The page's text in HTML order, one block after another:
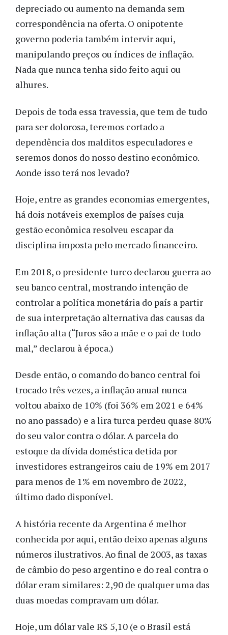
depreciado ou aumento na demanda sem
correspondência na oferta. O onipotente
governo poderia também intervir aqui,
manipulando preços ou índices de inflação.
Nada que nunca tenha sido feito aqui ou
alhures.
Depois de toda essa travessia, que tem de tudo
para ser dolorosa, teremos cortado a
dependência dos malditos especuladores e
seremos donos do nosso destino econômico.
Aonde isso terá nos levado?
Hoje, entre as grandes economias emergentes,
há dois notáveis exemplos de países cuja
gestão econômica resolveu escapar da
disciplina imposta pelo mercado financeiro.
Em 2018, o presidente turco declarou guerra ao
seu banco central, mostrando intenção de
controlar a política monetária do país a partir
de sua interpretação alternativa das causas da
inflação alta (“Juros são a mãe e o pai de todo
mal,” declarou à época.)
Desde então, o comando do banco central foi
trocado três vezes, a inflação anual nunca
voltou abaixo de 10% (foi 36% em 2021 e 64%
no ano passado) e a lira turca perdeu quase 80%
do seu valor contra o dólar. A parcela do
estoque da dívida doméstica detida por
investidores estrangeiros caiu de 19% em2017
para menos de 1% em novembro de 2022,
último dado disponível.
A história recente da Argentina é melhor
conhecida por aqui, então deixo apenas alguns
números ilustrativos. Ao final de 2003, as taxas
de câmbio do peso argentino e do real contra o
dólar eram similares: 2,90 de qualquer uma das
duas moedas compravam um dólar.
Hoje,um dólar vale R$ 5,10 (e o Brasil está